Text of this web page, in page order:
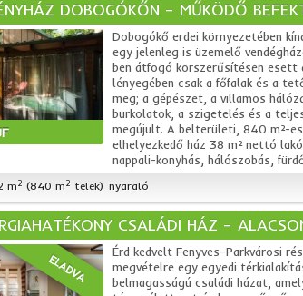
DOBOGÓKŐN – MŰKÖDŐ
Dobogókő erdei környezetében
egy jelenleg is üzemelő
ben átfogó korszerűsítésen esett
lényegében csak a főfalak és a
meg; a gépészet, a villamos
burkolatok, a szigetelés és a
megújult. A belterületi, 840 m²-
elhelyezkedő ház 38 m² nettó
nappali-konyhás, hálószobás,
m2 (840 m2 telek) nyaraló
CSALÁDI HÁZ –
ELADVA
Érd kedvelt Fenyves–Parkvárosi
megvételre egy egyedi
belmagasságú családi házat,